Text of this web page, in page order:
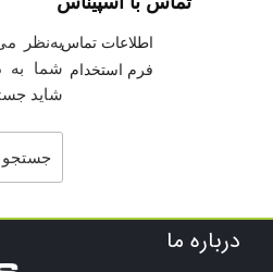
به‌نظر
شما به
شاید
اطلاعات تماس
فرم استخدام
درباره ما